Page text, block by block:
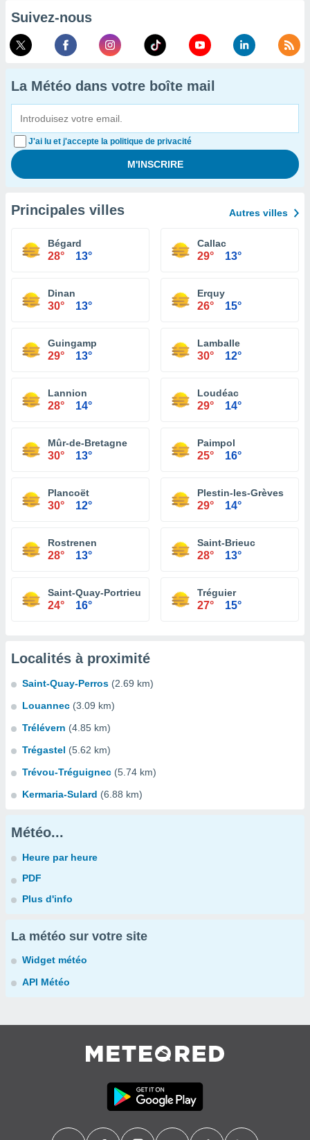
Suivez-nous
La Météo dans votre boîte mail
J'ai lu et j'accepte la politique de privacité
Principales villes Autres villes
Bégard
28° 13°
Callac
29° 13°
Dinan
30° 13°
Erquy
26° 15°
Guingamp
29° 13°
Lamballe
30° 12°
Lannion
28° 14°
Loudéac
29° 14°
Mûr-de-Bretagne
30° 13°
Paimpol
25° 16°
Plancoët
30° 12°
Plestin-les-Grèves
29° 14°
Rostrenen
28° 13°
Saint-Brieuc
28° 13°
Saint-Quay-Portrieux
24° 16°
Tréguier
27° 15°
Localités à proximité
Saint-Quay-Perros (2.69 km)
Louannec (3.09 km)
Trélévern (4.85 km)
Trégastel (5.62 km)
Trévou-Tréguignec (5.74 km)
Kermaria-Sulard (6.88 km)
Météo...
Heure par heure
PDF
Plus d'info
La météo sur votre site
Widget météo
API Météo